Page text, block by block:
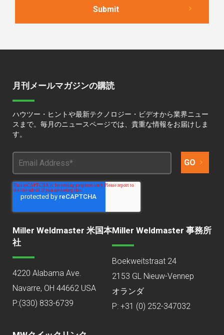
月刊メールマガジンの購読
ハウツー・ヒントや最新テクノロジー・ビデオから業界ニュー
スまで。毎月のニュースページでは、貴重な情報をお届けしま
す。
Miller Weldmaster 米国本
社
4220 Alabama Ave.
Navarre, OH 44662 USA
P:(330) 833-6739
Miller Weldmaster 事務所
Boekweitstraat 24
2153 GL Nieuw-Vennep
オランダ
P: +31 (0) 252-347032